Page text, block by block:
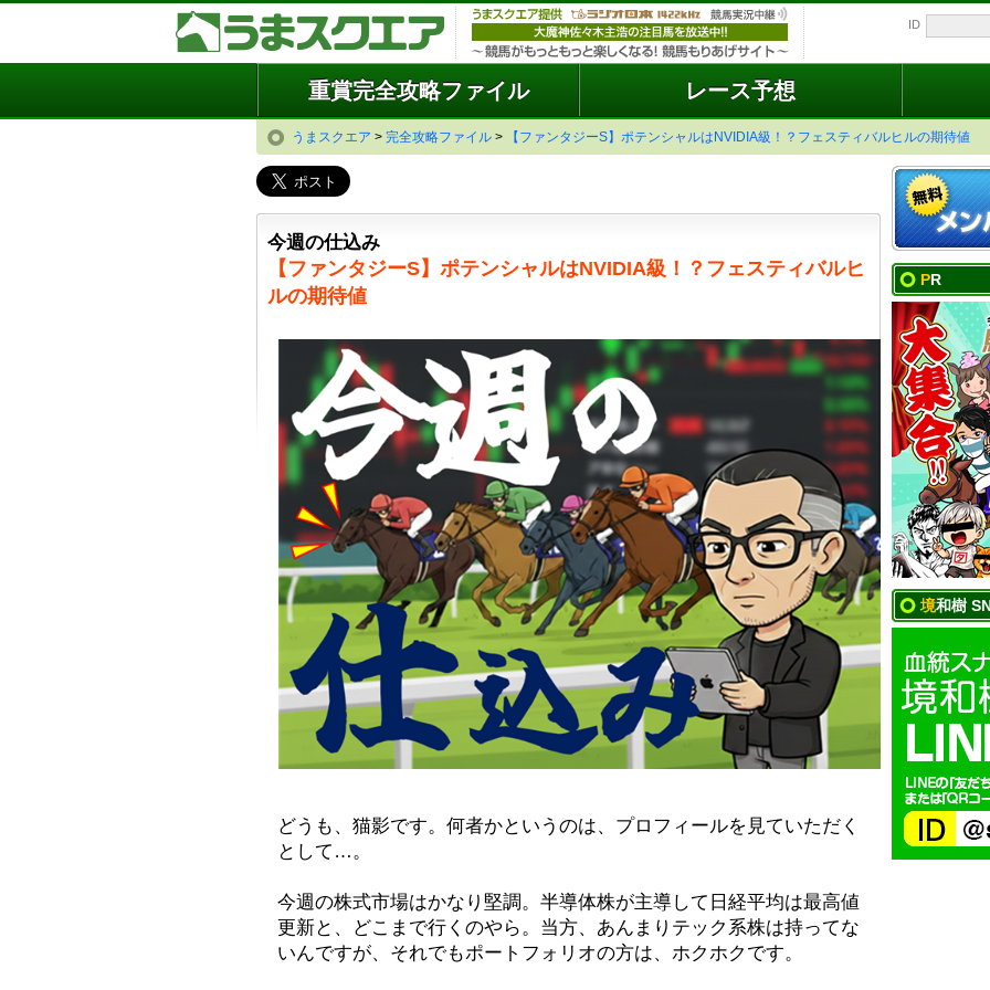
ID
重賞完全攻略ファイル レース予想
うまスクエア > 完全攻略ファイル > 【ファンタジーS】ポテンシャルはNVIDIA級！？フェスティバルヒルの期待値
今週の仕込み
【ファンタジーS】ポテンシャルはNVIDIA級！？フェスティバルヒ
ルの期待値
どうも、猫影です。何者かというのは、プロフィールを見ていただく
として…。
今週の株式市場はかなり堅調。半導体株が主導して日経平均は最高値
更新と、どこまで行くのやら。当方、あんまりテック系株は持ってな
いんですが、それでもポートフォリオの方は、ホクホクです。
PR
境和樹